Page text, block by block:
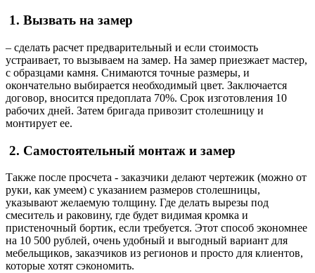
1. Вызвать на замер
– сделать расчет предварительный и если стоимость
устраивает, то вызываем на замер. На замер приезжает мастер,
с образцами камня. Снимаются точные размеры, и
окончательно выбирается необходимый цвет. Заключается
договор, вносится предоплата 70%. Срок изготовления 10
рабочих дней. Затем бригада привозит столешницу и
монтирует ее.
2. Самостоятельный монтаж и замер
Также после просчета - заказчики делают чертежик (можно от
руки, как умеем) с указанием размеров столешницы,
указывают желаемую толщину. Где делать вырезы под
смеситель и раковину, где будет видимая кромка и
пристеночный бортик, если требуется. Этот способ экономнее
на 10 500 рублей, очень удобный и выгодный вариант для
мебельщиков, заказчиков из регионов и просто для клиентов,
которые хотят сэкономить.